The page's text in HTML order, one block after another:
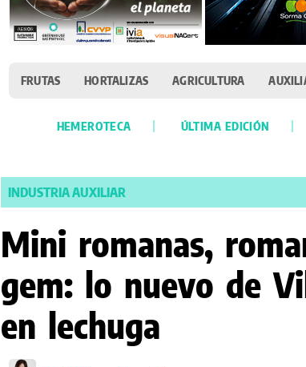
FRUTAS HORTALIZAS AGRICULTURA
HEMEROTECA ÚLTIMA EDICIÓN
INDUSTRIA AUXILIAR
Mini romanas,
gem: lo nuevo de
en lechuga